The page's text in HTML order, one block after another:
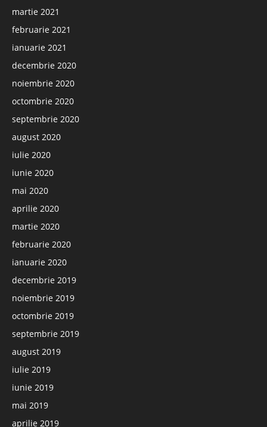
martie 2021
februarie 2021
ianuarie 2021
decembrie 2020
noiembrie 2020
octombrie 2020
septembrie 2020
august 2020
iulie 2020
iunie 2020
mai 2020
aprilie 2020
martie 2020
februarie 2020
ianuarie 2020
decembrie 2019
noiembrie 2019
octombrie 2019
septembrie 2019
august 2019
iulie 2019
iunie 2019
mai 2019
aprilie 2019